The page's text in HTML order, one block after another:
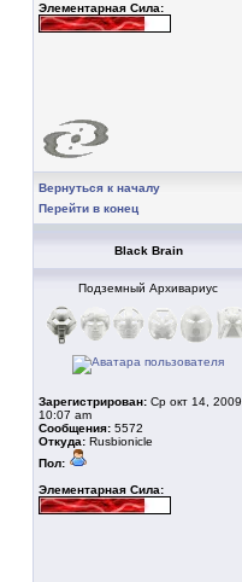
Элементарная Сила:
Вернуться к началу
Перейти в конец
Black Brain
Подземный Архивариус
Зарегистрирован: Ср окт 14, 2009
10:07 am
Сообщения: 5572
Откуда: Rusbionicle
Пол:
Элементарная Сила: